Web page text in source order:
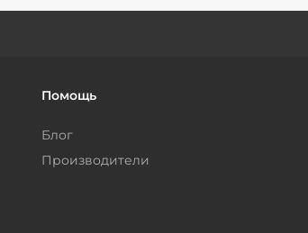
Помощь
Блог
Производители